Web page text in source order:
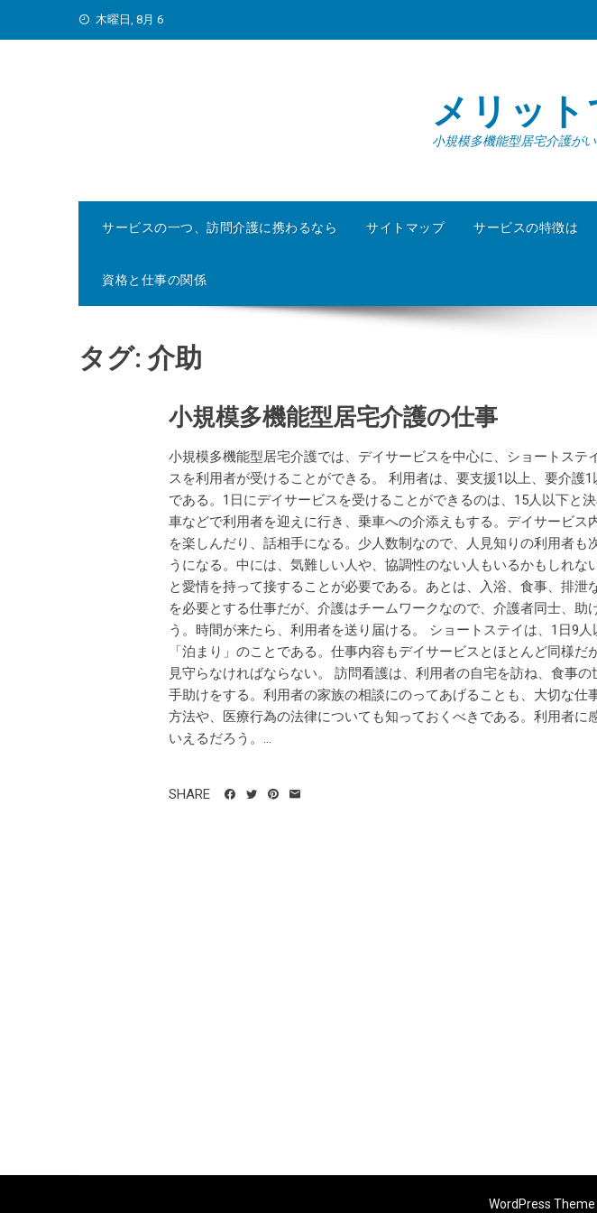
木曜日, 8月 6
メリット
小規模多機能型居宅介護が
サービスの一つ、訪問介護に携わるなら サイトマップ サービスの特徴は
資格と仕事の関係
タグ: 介助
小規模多機能型居宅介護の仕事
小規模多機能型居宅介護では、デイサービスを中心に、ショートステ
スを利用者が受けることができる。 利用者は、要支援1以上、要介護
である。1日にデイサービスを受けることができるのは、15人以下と
車などで利用者を迎えに行き、乗車への介添えもする。デイサービス
を楽しんだり、話相手になる。少人数制なので、人見知りの利用者も
うになる。中には、気難しい人や、協調性のない人もいるかもしれな
と愛情を持って接することが必要である。あとは、入浴、食事、排泄
を必要とする仕事だが、介護はチームワークなので、介護者同士、助
う。時間が来たら、利用者を送り届ける。 ショートステイは、1日9
「泊まり」のことである。仕事内容もデイサービスとほとんど同様
見守らなければならない。 訪問看護は、利用者の自宅を訪ね、食事
手助けをする。利用者の家族の相談にのってあげることも、大切な仕
方法や、医療行為の法律についても知っておくべきである。利用者に
いえるだろう。...
SHARE
WordPress Theme |